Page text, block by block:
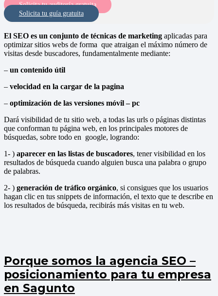
Solicita tu auditoría gratuita
Solicita tu guía gratuita
El SEO es un conjunto de técnicas de marketing aplicadas para
optimizar sitios webs de forma que atraigan el máximo número de
visitas desde buscadores, fundamentalmente mediante:
– un contenido útil
– velocidad en la cargar de la pagina
– optimización de las versiones móvil – pc
Dará visibilidad de tu sitio web, a todas las urls o páginas distintas
que conforman tu página web, en los principales motores de
búsquedas, sobre todo en google, logrando:
1- ) aparecer en las listas de buscadores, tener visibilidad en los
resultados de búsqueda cuando alguien busca una palabra o grupo
de palabras.
2- ) generación de tráfico orgánico, si consigues que los usuarios
hagan clic en tus snippets de información, el texto que te describe en
los resultados de búsqueda, recibirás más visitas en tu web.
Porque somos la agencia SEO –
posicionamiento para tu empresa
en Sagunto